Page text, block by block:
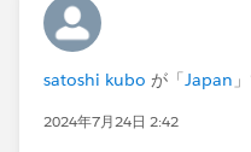
satoshi kubo が「Japan
2024年7月24日 2:42